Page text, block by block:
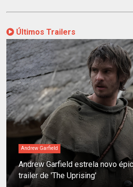
Últimos Trailers
Andrew Garfield
Andrew Garfield estrela novo
trailer de 'The Uprising'